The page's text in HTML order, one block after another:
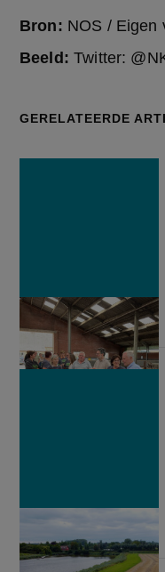
Bron: NOS / Eigen
Beeld:Twitter:
GERELATEERDE